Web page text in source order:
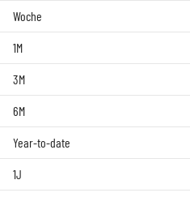
Woche
1M
3M
6M
Year-to-date
1J